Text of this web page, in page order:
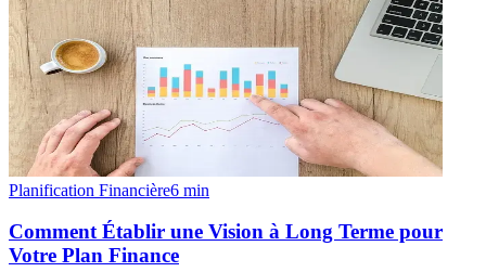
Planification Financière6 min
Comment Établir une Vision à Long Terme pour
Votre Plan Finance